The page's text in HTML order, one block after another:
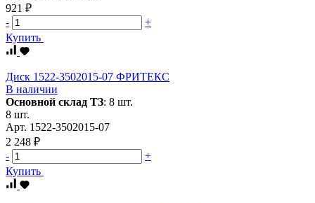
921 ₽
-
+
Купить
Диск 1522-3502015-07 ФРИТЕКС
В наличии
Основной склад ТЗ: 8 шт.
8 шт.
Арт. 1522-3502015-07
2 248 ₽
-
+
Купить